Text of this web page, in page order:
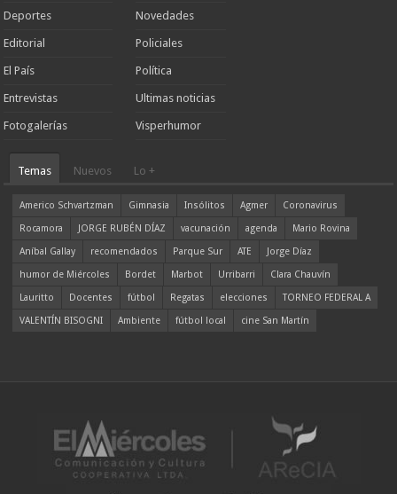
Deportes
Editorial
El País
Entrevistas
Fotogalerías
Novedades
Policiales
Política
Ultimas noticias
Visperhumor
Temas Nuevos Lo +
Americo Schvartzman Gimnasia Insólitos Agmer
Coronavirus
Rocamora
JORGE RUBÉN DÍAZ vacunación agenda
Mario Rovina
Aníbal Gallay
recomendados Parque Sur ATE
Jorge Díaz
humor de Miércoles
Bordet Marbot Urribarri
Clara Chauvín
Lauritto
Docentes fútbol Regatas elecciones
TORNEO FEDERAL A
VALENTÍN BISOGNI
Ambiente fútbol local cine San Martín